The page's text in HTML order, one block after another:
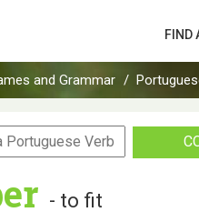
FIND
and Grammar
- to fit